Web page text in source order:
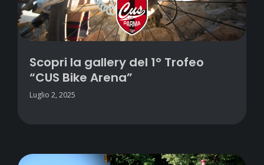
Scopri la gallery del 1° Trofeo
“CUS Bike Arena”
Luglio 2, 2025